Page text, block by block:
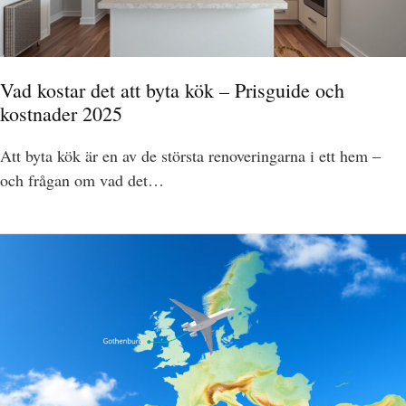
Vad kostar det att byta kök – Prisguide och
kostnader 2025
Att byta kök är en av de största renoveringarna i ett hem –
och frågan om vad det…